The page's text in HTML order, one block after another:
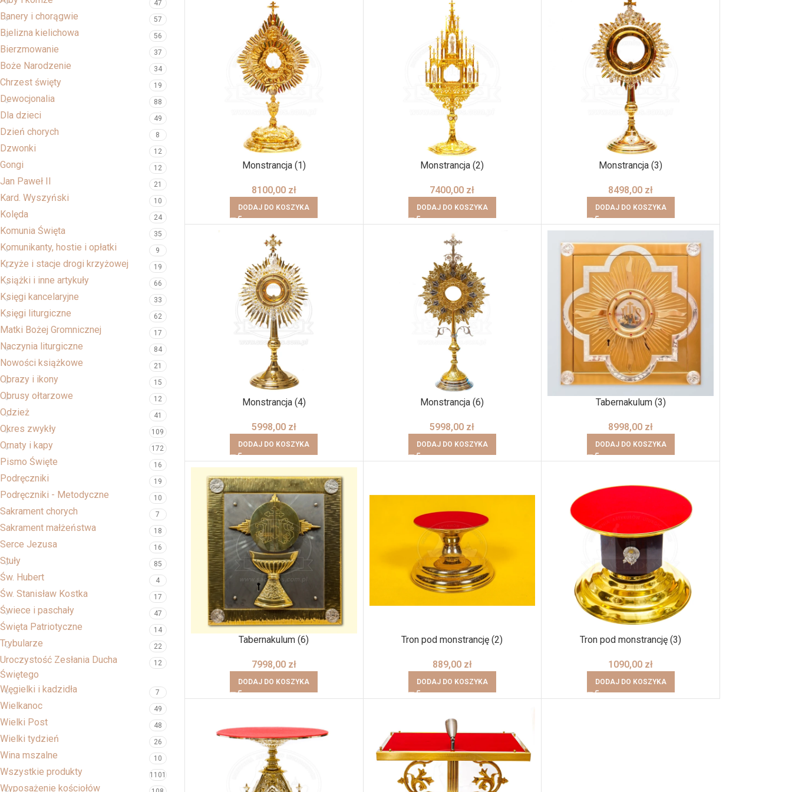
47
Banery i chorągwie 57
Bielizna kielichowa 56
Bierzmowanie 37
Boże Narodzenie 34
Chrzest święty 19
Dewocjonalia 88
Dla dzieci 49
Dzień chorych 8
Dzwonki 12
Gongi 12
Jan Paweł II 21
Kard. Wyszyński 10
Kolęda 24
Komunia Święta 35
Komunikanty, hostie i opłatki 9
Krzyże i stacje drogi krzyżowej 19
Książki i inne artykuły 66
Księgi kancelaryjne 33
Księgi liturgiczne 62
Matki Bożej Gromnicznej 17
Naczynia liturgiczne 84
Nowości książkowe 21
Obrazy i ikony 15
Obrusy ołtarzowe 12
Odzież 41
Okres zwykły 109
Ornaty i kapy 172
Pismo Święte 16
Podręczniki 19
Podręczniki - Metodyczne 10
Sakrament chorych 7
Sakrament małżeństwa 18
Serce Jezusa 16
Stuły 85
Św. Hubert 4
Św. Stanisław Kostka 17
Świece i paschały 47
Święta Patriotyczne 14
Trybularze 22
Uroczystość Zesłania Ducha
Świętego
12
Węgielki i kadzidła 7
Wielkanoc 49
Wielki Post 48
Wielki tydzień 26
Wina mszalne 10
Wszystkie produkty 1101
Wyposażenie kościołów
Monstrancja (1)
8100,00 zł
DODAJ DO KOSZYKA
Monstrancja (2)
7400,00 zł
DODAJ DO KOSZYKA
Monstrancja (3)
8498,00 zł
DODAJ DO KOSZYKA
Monstrancja (4)
5998,00 zł
DODAJ DO KOSZYKA
Monstrancja (6)
5998,00 zł
DODAJ DO KOSZYKA
Tabernakulum (3)
8998,00 zł
DODAJ DO KOSZYKA
Tabernakulum (6)
7998,00 zł
DODAJ DO KOSZYKA
Tron pod monstrancję (2)
889,00 zł
DODAJ DO KOSZYKA
Tron pod monstrancję (3)
1090,00 zł
DODAJ DO KOSZYKA